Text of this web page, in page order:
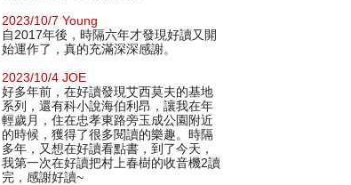
2023/10/7 Young
自2017年後，時隔六年才發現好讀又開
始運作了，真的充滿深深感謝。
2023/10/4 JOE
好多年前，在好讀發現艾西莫夫的基地
系列，還有科小說海伯利昂，讓我在年
輕歲月，住在忠孝東路旁玉成公園附近
的時候，獲得了很多閱讀的樂趣。時隔
多年，又想在好讀看點書，到了今天，
我第一次在好讀把村上春樹的收音機2讀
完，感謝好讀~